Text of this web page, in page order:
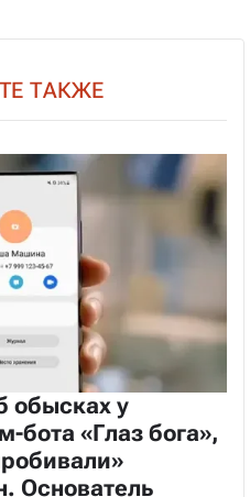
ТАКЖЕ
обысках у
бота «Глаз бога»,
Основатель